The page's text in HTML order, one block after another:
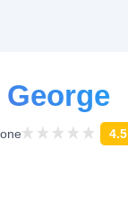
4.5